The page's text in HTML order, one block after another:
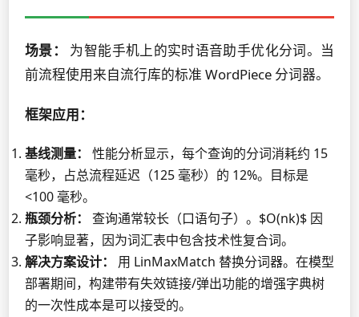
场景：
为智能手机上的实时语音助手优化分词。当
前流程使用来自流行库的标准 WordPiece 分词器。
框架应用：
基线测量：
性能分析显示，每个查询的分词消耗约 15
毫秒，占总流程延迟（125 毫秒）的 12%。目标是
<100 毫秒。
瓶颈分析：
查询通常较长（口语句子）。$O(nk)$ 因
子影响显著，因为词汇表中包含技术性复合词。
解决方案设计：
用 LinMaxMatch 替换分词器。在模型
部署期间，构建带有失效链接/弹出功能的增强字典树
的一次性成本是可以接受的。